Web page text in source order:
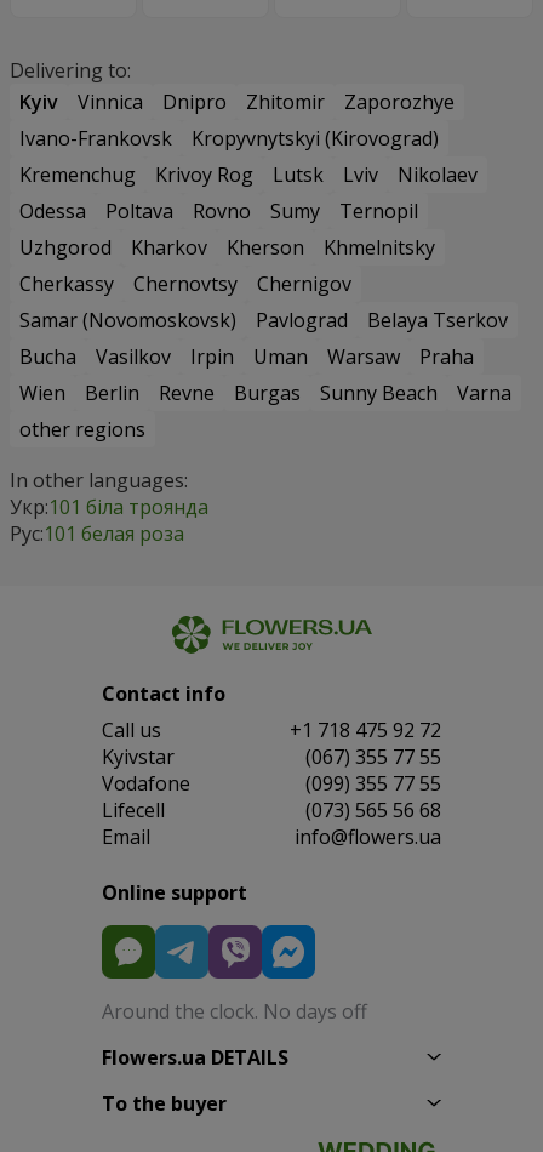
Delivering to:
Kyiv
Vinnica Dnipro Zhitomir
Zaporozhye
Ivano-Frankovsk
Kropyvnytskyi (Kirovograd)
Kremenchug
Krivoy Rog Lutsk Lviv
Nikolaev
Odessa
Poltava Rovno Sumy
Ternopil
Uzhgorod
Kharkov Kherson
Khmelnitsky
Cherkassy
Chernovtsy
Chernigov
Samar (Novomoskovsk)
Pavlograd
Belaya Tserkov
Bucha
Vasilkov Irpin Uman Warsaw
Praha
Wien
Berlin Revne Burgas Sunny Beach
Varna
other regions
In other languages:
Укр:101 біла троянда
Рус:101 белая роза
Contact info
Сall us
+1 718 475 92 72
Kyivstar
(067) 355 77 55
Vodafone
(099) 355 77 55
Lifecell
(073) 565 56 68
Email
info@flowers.ua
Online support
Around the clock. No days off
Flowers.ua DETAILS
To the buyer